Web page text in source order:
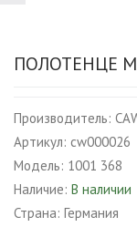
ПОЛОТЕНЦЕ
Производитель:
Артикул: cw000026
Модель: 1001 368
Наличие: В наличии
Страна: Германия